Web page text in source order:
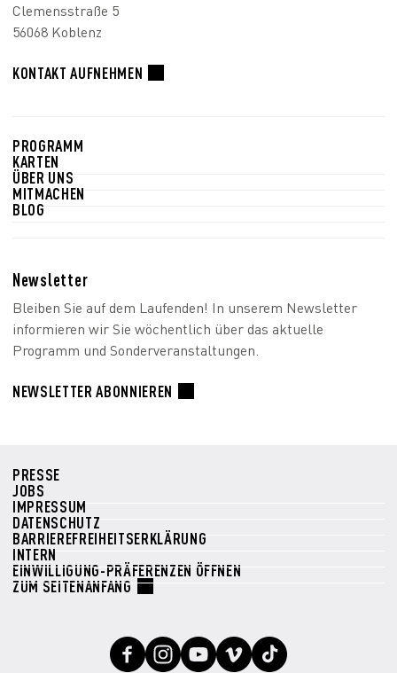
Clemensstraße 5
56068 Koblenz
KONTAKT AUFNEHMEN
PROGRAMM
KARTEN
ÜBER UNS
MITMACHEN
BLOG
Newsletter
Bleiben Sie auf dem Laufenden! In unserem Newsletter
informieren wir Sie wöchentlich über das aktuelle
Programm und Sonderveranstaltungen.
NEWSLETTER ABONNIEREN
PRESSE
JOBS
IMPRESSUM
DATENSCHUTZ
BARRIEREFREIHEITSERKLÄRUNG
INTERN
EINWILLIGUNG-PRÄFERENZEN ÖFFNEN
ZUM SEITENANFANG